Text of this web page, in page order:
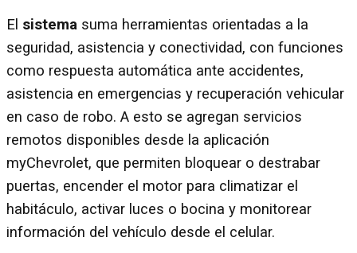
El sistema suma herramientas orientadas a la
seguridad, asistencia y conectividad, con funciones
como respuesta automática ante accidentes,
asistencia en emergencias y recuperación vehicular
en caso de robo. A esto se agregan servicios
remotos disponibles desde la aplicación
myChevrolet, que permiten bloquear o destrabar
puertas, encender el motor para climatizar el
habitáculo, activar luces o bocina y monitorear
información del vehículo desde el celular.